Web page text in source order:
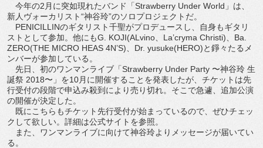
今年の2月に突如現れたバンド「Strawberry Under World」は、
新人ヴォーカリスト“神谷玲”のソロプロジェクトだ。
PENICILLINのギタリスト千聖がプロデュースし、自身もギタリ
ストとして参加。他にもG. KOJI(ALvino、La’cryma Christi)、Ba.
ZERO(THE MICRO HEAS 4N’S)、Dr. yusuke(HERO)と錚々たるメ
ンバーが参加している。
先日、初のワンマンライブ「Strawberry Under Party 〜神谷玲 生
誕祭 2018〜」を10月に開催することを発表したが、チケットは先
行受付の段階で申込み殺到により売り切れ。そこで急遽、追加公演
の開催が決定した。
既にこちらもチケット先行受付が始まっているので、ぜひチェッ
クして欲しい。詳細は公式サイトを参照。
また、ワンマンライブに向けて神谷玲よりメッセージが届いてい
る。